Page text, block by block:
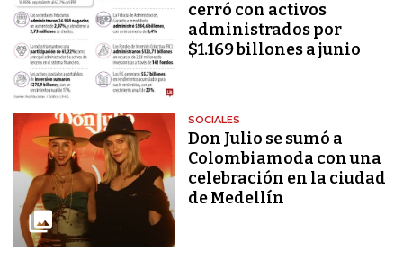
cerró con activos
administrados por
$1.169 billones a junio
SOCIALES
Don Julio se sumó a
Colombiamoda con una
celebración en la ciudad
de Medellín